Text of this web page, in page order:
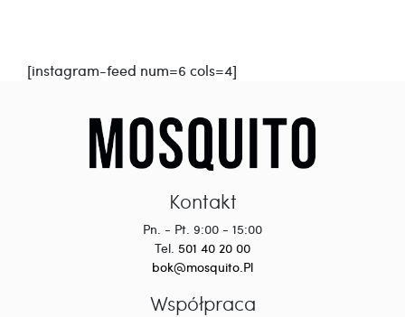
[instagram-feed num=6 cols=4]
Kontakt
Pn. - Pt. 9:00 - 15:00
Tel. 501 40 20 00
bok@mosquito.Pl
Współpraca